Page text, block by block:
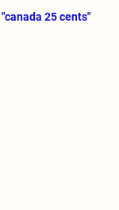
"canada 25 cents"